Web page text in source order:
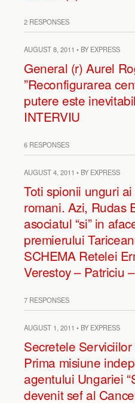
2 RESPONSES
AUGUST 8, 2011 • BY EXPRESS
General (r) Aurel
”Reconfigurarea
putere este
INTERVIU
6 RESPONSES
AUGUST 4, 2011 • BY EXPRESS
Toti spionii unguri
romani. Azi, Rudas
asociatul “si” in
premierului
SCHEMA Retelei
Verestoy – Patriciu
7 RESPONSES
AUGUST 1, 2011 • BY EXPRESS
Secretele
Prima misiune
agentului Ungariei
devenit sef al